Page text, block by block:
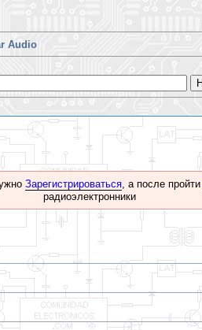
Audio
Зарегистрироваться, а после пройти
радиоэлектронники